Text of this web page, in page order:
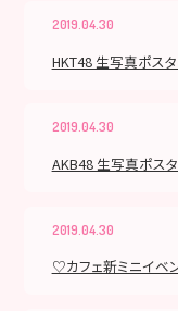
2019.04.30
HKT48 生写真ポス
2019.04.30
AKB48 生写真ポス
2019.04.30
♡カフェ新ミニイベ